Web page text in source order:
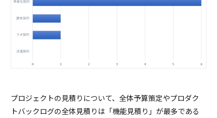
プロジェクトの見積りについて、全体予算策定やプロダク
トバックログの全体見積りは「機能見積り」が最多である